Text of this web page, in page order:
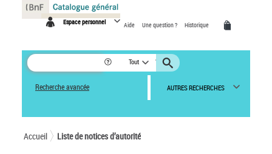
Espace personnel Aide Une question ? Historique
Tout
Recherche avancée AUTRES RECHERCHES
Accueil Liste de notices d’autorité
Panneau de gestion des cookies